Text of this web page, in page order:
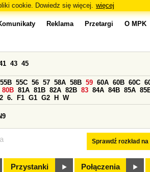
cookie. Dowiedz się więcej. więcej
Reklama Przetargi O MPK
Sprawdź rozkład na
43 45
55B 55C 56 57 58A 58B 59 60A 60B 60C
80B 81A 81B 82A 82B 83 84A 84B 85A
6. F1 G1 G2 H W
Przystanki Połączenia